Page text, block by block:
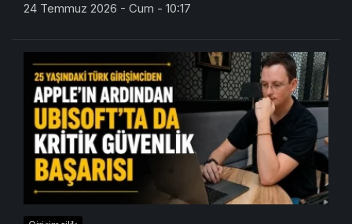
24 Temmuz 2026 - Cum - 10:17